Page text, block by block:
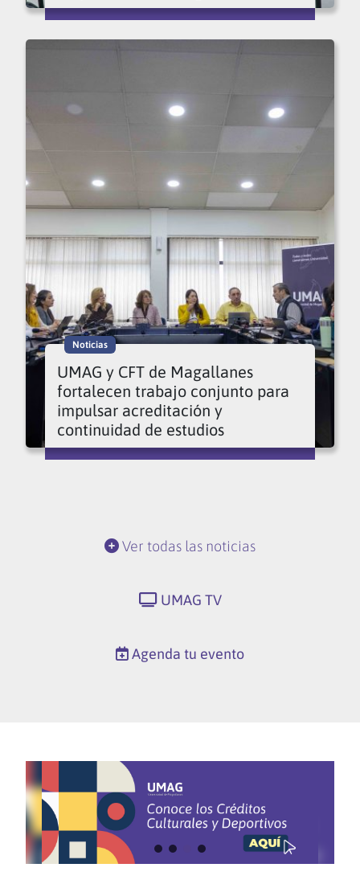
Noticias
UMAG y CFT de Magallanes
fortalecen trabajo conjunto para
impulsar acreditación y
continuidad de estudios
Ver todas las noticias
UMAG TV
Agenda tu evento